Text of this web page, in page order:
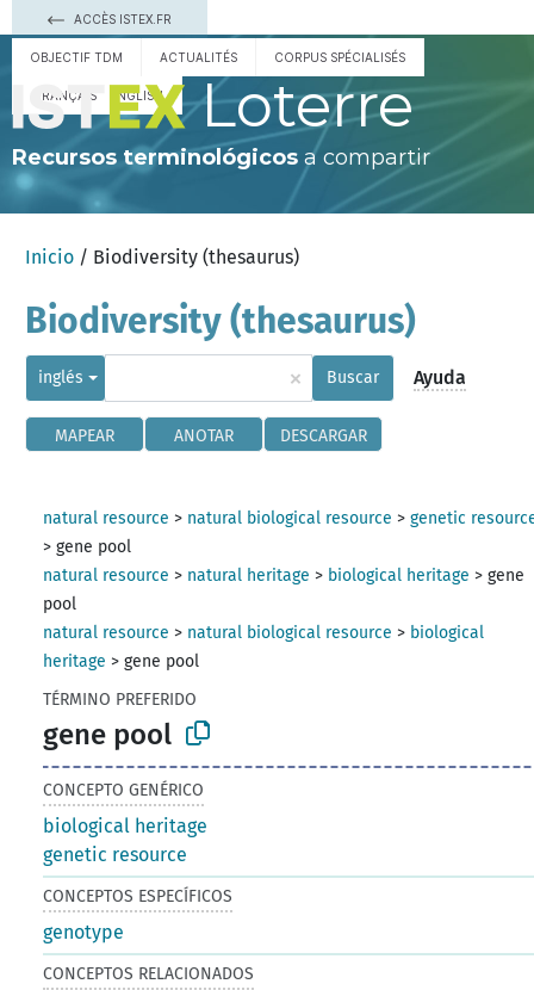
ACCÈS ISTEX.FR
OBJECTIF TDM ACTUALITÉS CORPUS SPÉCIALISÉS
FRANÇAIS ENGLISH Loterre
Recursos terminológicos a compartir
Inicio / Biodiversity (thesaurus)
Biodiversity (thesaurus)
inglés × Buscar Ayuda
MAPEAR ANOTAR DESCARGAR
natural resource > natural biological resource >genetic
>gene pool
natural resource > natural heritage > biological heritage >gene
pool
natural resource > natural biological resource > biological
heritage >gene pool
TÉRMINO PREFERIDO
gene pool
CONCEPTO GENÉRICO
biological heritage
genetic resource
CONCEPTOS ESPECÍFICOS
genotype
CONCEPTOS RELACIONADOS